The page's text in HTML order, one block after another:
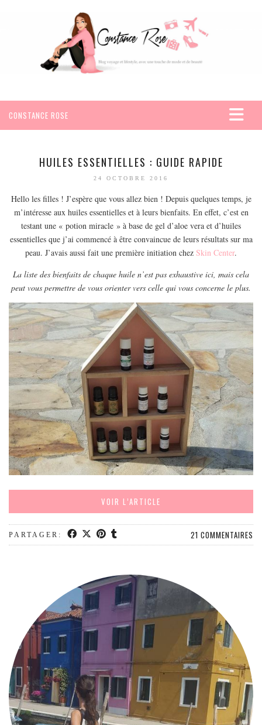
CONSTANCE ROSE
VOYAGES
SEYCHELLES
AMÉRIQUE
MEXIQUE
ESPAGNE
FRANCE
GRÈCE
HONGRIE
ITALIE
PAYS BAS
RÉPUBLIQUE TCHÈQUE
OCÉANIE
AUSTRALIE
ARTICLES PRATIQUES
YOGA
MON PROGRAMME DE YOGA EN LIGNE
MODE
BEAUTÉ
LIFESTYLE
ME CONTACTER
A PROPOS
PARUTIONS ET PARTENARIATS
HUILES ESSENTIELLES : GUIDE RAPIDE
24 OCTOBRE 2016
Hello les filles ! J’espère que vous allez bien ! Depuis quelques temps, je
m’intéresse aux huiles essentielles et à leurs bienfaits. En effet, c’est en
testant une « potion miracle » à base de gel d’aloe vera et d’huiles
essentielles que j’ai commencé à être convaincue de leurs résultats sur ma
peau. J’avais aussi fait une première initiation chez Skin Center.
La liste des bienfaits de chaque huile n’est pas exhaustive ici, mais cela
peut vous permettre de vous orienter vers celle qui vous concerne le plus.
VOIR L’ARTICLE
PARTAGER: 21 COMMENTAIRES